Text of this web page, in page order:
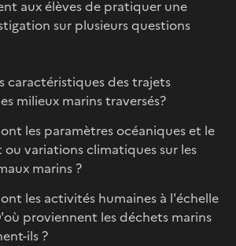
aux élèves de pratiquer une
sur plusieurs questions
caractéristiques des trajets
milieux marins traversés?
les paramètres océaniques et le
variations climatiques sur les
marins ?
les activités humaines à l'échelle
proviennent les déchets marins
ils ?